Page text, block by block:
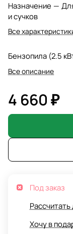
Назначение —
и сучков
Все
Бензопила (2.5
Все описание
4 660 ₽
Под заказ
Рассчитать
Хочу в